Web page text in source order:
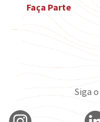
Faça Parte
Siga